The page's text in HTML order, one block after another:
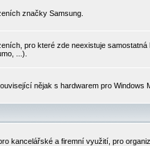
značky Samsung.
pro které zde neexistuje
...).
nějak s hardwarem pro Windows
kancelářské a firemní využití, pro